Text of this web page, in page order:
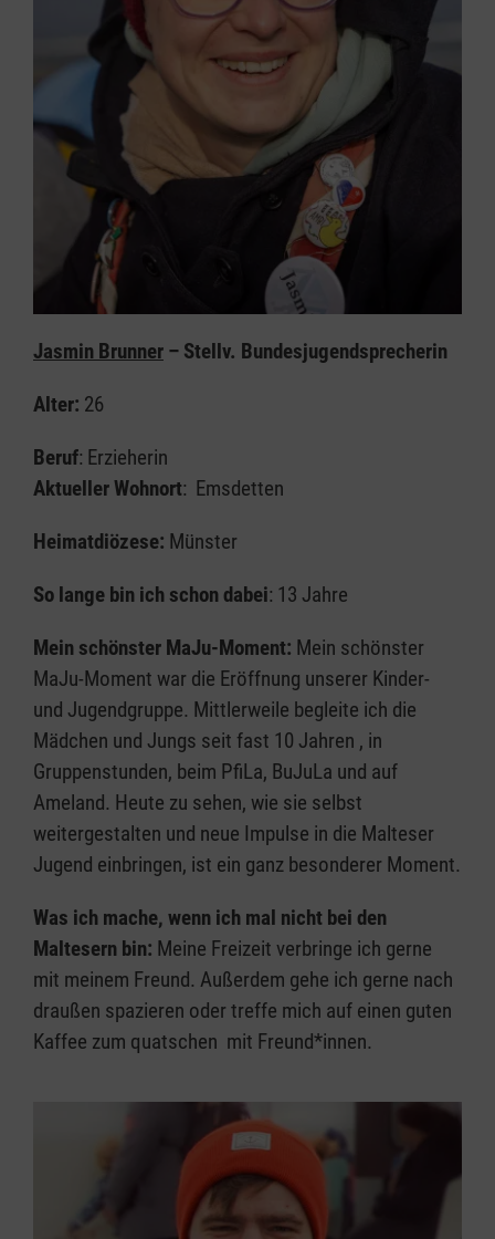
Jasmin Brunner – Stellv. Bundesjugendsprecherin
Alter: 26
Beruf: Erzieherin
Aktueller Wohnort: Emsdetten
Heimatdiözese: Münster
So lange bin ich schon dabei: 13 Jahre
Mein schönster MaJu-Moment: Mein schönster
MaJu-Moment war die Eröffnung unserer Kinder-
und Jugendgruppe. Mittlerweile begleite ich die
Mädchen und Jungs seit fast 10 Jahren , in
Gruppenstunden, beim PfiLa, BuJuLa und auf
Ameland. Heute zu sehen, wie sie selbst
weitergestalten und neue Impulse in die Malteser
Jugend einbringen, ist ein ganz besonderer Moment.
Was ich mache, wenn ich mal nicht bei den
Maltesern bin: Meine Freizeit verbringe ich gerne
mit meinem Freund. Außerdem gehe ich gerne nach
draußen spazieren oder treffe mich auf einen guten
Kaffee zum quatschen mit Freund*innen.